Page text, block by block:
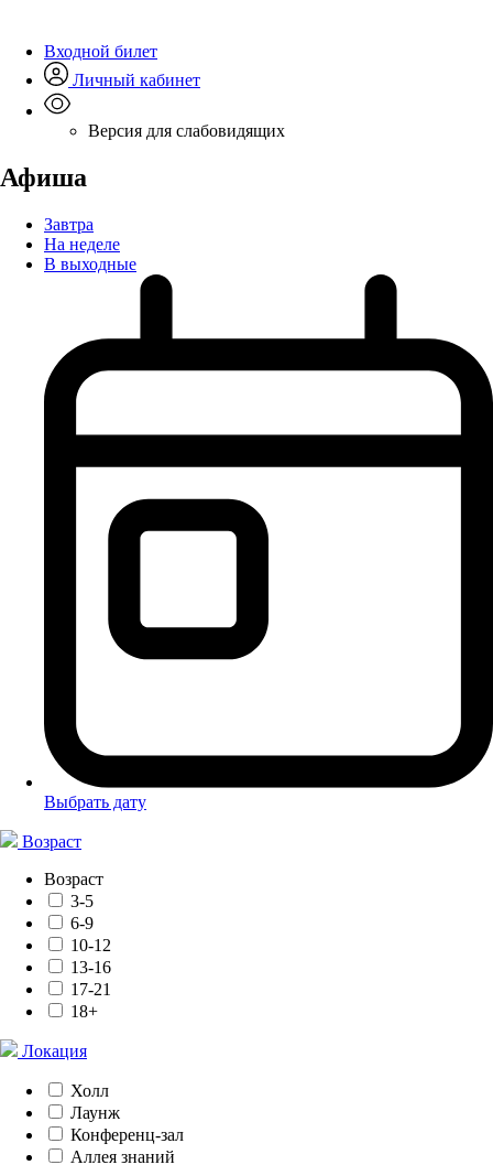
Входной билет
Личный кабинет
Версия для слабовидящих
Афиша
Завтра
На неделе
В выходные
Выбрать дату
Возраст
Возраст
3-5
6-9
10-12
13-16
17-21
18+
Локация
Холл
Лаунж
Конференц-зал
Аллея знаний